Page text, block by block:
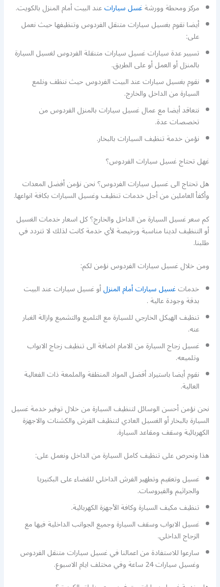
مركز ومحطة وورشةغسل سياراتعند البيت أمام المنزل بالكويت.
أيضا نقوم بغسيل سيارات متنقل الفردوس وتنظيفها حيث نعمل
على:
تسيير عدة سيارات غسيل سيارات متنقلة الفردوس لغسيل السيارة
بالمنزل أو العمل أو على الطريق.
نقوم بغسيل سيارات عند البيت الفردوس حيث ننظف ونلمع
السيارة من الداخل والخارج.
نتعاقد أيضا مع عمال غسيل سيارات بالمنزل الفردوس من
تخصصات عدة.
نؤمن خدمة تنظيف السيارات بالبخار.
غهل تحتاج غسيل سيارات الفردوس؟
هل تحتاج الى غسيل سيارات الفردوس؟ نحن نؤمن أفضل المعدات
وأكفأ العاملين من أجل خدمات تنظيف وغسيل السيارات بكافة انواعها.
كم سعر غسيل السيارة من الداخل والخارج؟ كل اسعار خدمات الغسيل
أو التنظيف لدينا مناسبة ورخيصة لأي خدمة كانت لذلك لا تتردد في
طلبنا.
ومن خلال غسيل سيارات الفردوس نؤمن لكم:
خدماتغسيل سيارات أمام المنزلأو غسيل سيارات عند البيت
بدقة وجودة عالية .
تنظيف الهيكل الخارجي للسيارة مع التلميع والتشميع وازالة الغبار
عنه.
غسيل زجاج السيارة من الامام اضافة الى تنظيف زجاج الابواب
وتلميعه.
نقوم أيضا باستيراد أفضل المواد المنظفة والملمعة ذات الفعالية
العالية.
نحن نؤمن أحسن الوسائل لتنظيف السيارة من خلال توفير خدمة غسيل
السيارة بالبخار أو الغسيل العادي لتنظيف الفرش والكشنات والاجهزة
الكهربائية وسقف ومقاعد السيارة.
هذا ونحرص على تنظيف كامل السيارة من الداخل ونعمل على:
غسيل وتعقيم وتطهير الفرش الداخلي للقضاء على البكتيريا
والجراثيم والفيروسات.
تنظيف مكيف السيارة وكافة الأجهزة الكهربائية.
غسيل الابواب وسقف السيارة وجميع الجوانب الداخلية فيها مع
الزجاج الداخلي.
سارعوا للاستفادة من اعمالنا في غسيل سيارات متنقل الفردوس
وغسيل سيارات 24 ساعة وفي مختلف ايام الاسبوع.